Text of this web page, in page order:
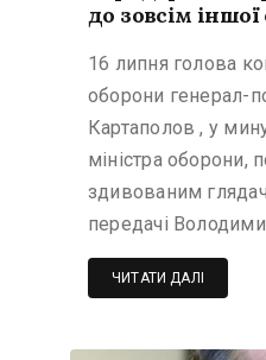
до зовсім іншої
16 липня голова
оборони генерал-
Картаполов , у
міністра оборони,
здивованим
передачі
ЧИТАТИ ДАЛІ